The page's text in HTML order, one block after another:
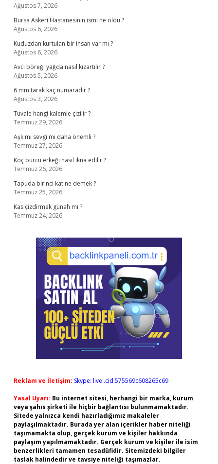
Ağustos 7, 2026
Bursa Askeri Hastanesinin ismi ne oldu ?
Ağustos 6, 2026
Kuduzdan kurtulan bir insan var mı ?
Ağustos 6, 2026
Avcı böreği yağda nasıl kızartılır ?
Ağustos 5, 2026
6 mm tarak kaç numaradır ?
Ağustos 3, 2026
Tuvale hangi kalemle çizilir ?
Temmuz 29, 2026
Aşk mı sevgi mi daha önemli ?
Temmuz 27, 2026
Koç burcu erkeği nasıl ikna edilir ?
Temmuz 26, 2026
Tapuda birinci kat ne demek ?
Temmuz 25, 2026
Kas çizdirmek günah mı ?
Temmuz 24, 2026
Reklam ve İletişim: Skype: live:.cid.575569c608265c69
Yasal Uyarı: Bu internet sitesi, herhangi bir marka, kurum
veya şahıs şirketi ile hiçbir bağlantısı bulunmamaktadır.
Sitede yalnızca kendi hazırladığımız makaleler
paylaşılmaktadır. Burada yer alan içerikler haber niteliği
taşımamakta olup, gerçek kurum ve kişiler hakkında
paylaşım yapılmamaktadır. Gerçek kurum ve kişiler ile isim
benzerlikleri tamamen tesadüfidir. Sitemizdeki bilgiler
taslak halindedir ve tavsiye niteliği taşımazlar.